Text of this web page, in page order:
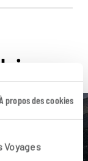
À propos des cookies